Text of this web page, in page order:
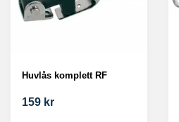
Huvlås komplett RF
159 kr